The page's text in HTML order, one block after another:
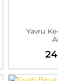
Yavru